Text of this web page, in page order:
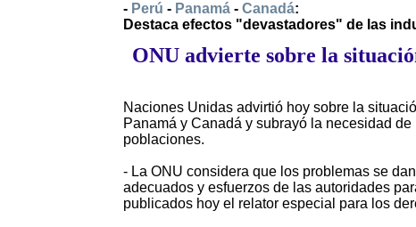
- Perú - Panamá - Canadá:
Destaca efectos "devastadores" de las
ONU advierte sobre la
Naciones Unidas advirtió hoy sobre la
Panamá y Canadá y subrayó la necesidad
poblaciones.
- La ONU considera que los problemas se
adecuados y esfuerzos de las autoridades
publicados hoy el relator especial para los